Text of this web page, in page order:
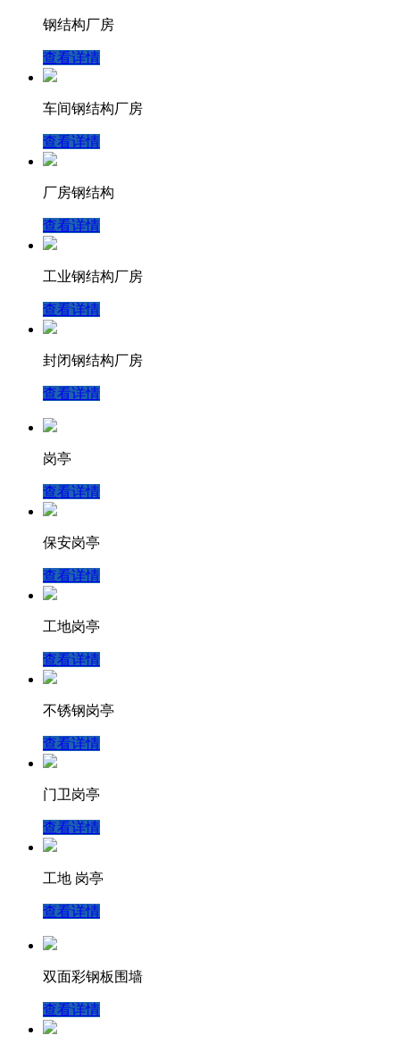
钢结构厂房
查看详情
车间钢结构厂房
查看详情
厂房钢结构
查看详情
工业钢结构厂房
查看详情
封闭钢结构厂房
查看详情
岗亭
查看详情
保安岗亭
查看详情
工地岗亭
查看详情
不锈钢岗亭
查看详情
门卫岗亭
查看详情
工地 岗亭
查看详情
双面彩钢板围墙
查看详情